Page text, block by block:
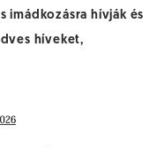
imádkozásra hívják és
híveket,